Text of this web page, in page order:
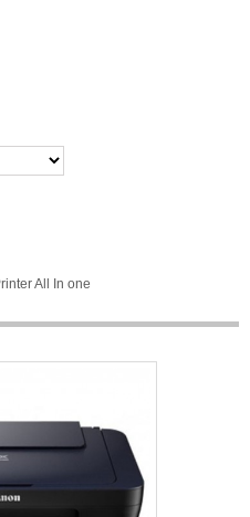
All In one